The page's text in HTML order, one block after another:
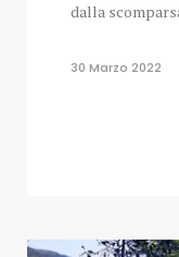
dalla
30 Marzo 2022